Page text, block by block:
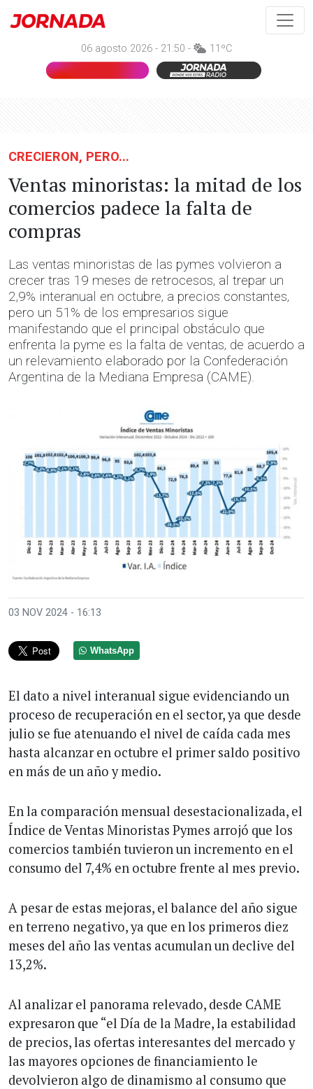
06 agosto 2026 - 21:50 - 11ºC
CRECIERON, PERO...
Ventas minoristas: la mitad de los
comercios padece la falta de
compras
Las ventas minoristas de las pymes volvieron a
crecer tras 19 meses de retrocesos, al trepar un
2,9% interanual en octubre, a precios constantes,
pero un 51% de los empresarios sigue
manifestando que el principal obstáculo que
enfrenta la pyme es la falta de ventas, de acuerdo a
un relevamiento elaborado por la Confederación
Argentina de la Mediana Empresa (CAME).
03 NOV 2024 - 16:13
WhatsApp
El dato a nivel interanual sigue evidenciando un
proceso de recuperación en el sector, ya que desde
julio se fue atenuando el nivel de caída cada mes
hasta alcanzar en octubre el primer saldo positivo
en más de un año y medio.
En la comparación mensual desestacionalizada, el
Índice de Ventas Minoristas Pymes arrojó que los
comercios también tuvieron un incremento en el
consumo del 7,4% en octubre frente al mes previo.
A pesar de estas mejoras, el balance del año sigue
en terreno negativo, ya que en los primeros diez
meses del año las ventas acumulan un declive del
13,2%.
Al analizar el panorama relevado, desde CAME
expresaron que “el Día de la Madre, la estabilidad
de precios, las ofertas interesantes del mercado y
las mayores opciones de financiamiento le
devolvieron algo de dinamismo al consumo que